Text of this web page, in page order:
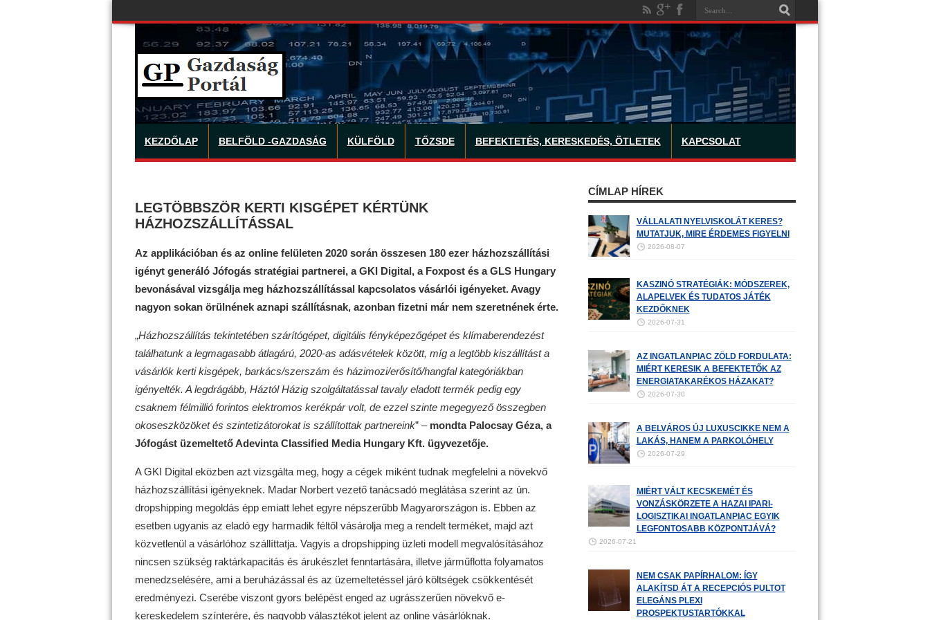
KEZDŐLAP BELFÖLD -GAZDASÁG KÜLFÖLD TŐZSDE BEFEKTETÉS, KERESKEDÉS, ÖTLETEK KAPCSOLAT
LEGTÖBBSZÖR KERTI KISGÉPET KÉRTÜNK
HÁZHOZSZÁLLÍTÁSSAL
Az applikációban és az online felületen 2020 során összesen 180 ezer házhozszállítási
igényt generáló Jófogás stratégiai partnerei, a GKI Digital, a Foxpost és a GLS Hungary
bevonásával vizsgálja meg házhozszállítással kapcsolatos vásárlói igényeket. Avagy
nagyon sokan örülnének aznapi szállításnak, azonban fizetni már nem szeretnének érte.
„Házhozszállítás tekintetében szárítógépet, digitális fényképezőgépet és klímaberendezést
találhatunk a legmagasabb átlagárú, 2020-as adásvételek között, míg a legtöbb kiszállítást a
vásárlók kerti kisgépek, barkács/szerszám és házimozi/erősítő/hangfal kategóriákban
igényelték. A legdrágább, Háztól Házig szolgáltatással tavaly eladott termék pedig egy
csaknem félmillió forintos elektromos kerékpár volt, de ezzel szinte megegyező összegben
okoseszközöket és szintetizátorokat is szállítottak partnereink” – mondta Palocsay Géza, a
Jófogást üzemeltető Adevinta Classified Media Hungary Kft. ügyvezetője.
A GKI Digital eközben azt vizsgálta meg, hogy a cégek miként tudnak megfelelni a növekvő
házhozszállítási igényeknek. Madar Norbert vezető tanácsadó meglátása szerint az ún.
dropshipping megoldás épp emiatt lehet egyre népszerűbb Magyarországon is. Ebben az
esetben ugyanis az eladó egy harmadik féltől vásárolja meg a rendelt terméket, majd azt
közvetlenül a vásárlóhoz szállíttatja. Vagyis a dropshipping üzleti modell megvalósításához
nincsen szükség raktárkapacitás és árukészlet fenntartására, illetve járműflotta folyamatos
menedzselésére, ami a beruházással és az üzemeltetéssel járó költségek csökkentését
eredményezi. Cserébe viszont gyors belépést enged az ugrásszerűen növekvő e-
kereskedelem színterére, és nagyobb választékot jelent az online vásárlóknak.
CÍMLAP HÍREK
VÁLLALATI NYELVISKOLÁT KERES?
MUTATJUK, MIRE ÉRDEMES FIGYELNI
2026-08-07
KASZINÓ STRATÉGIÁK: MÓDSZEREK,
ALAPELVEK ÉS TUDATOS JÁTÉK
KEZDŐKNEK
2026-07-31
AZ INGATLANPIAC ZÖLD FORDULATA:
MIÉRT KERESIK A BEFEKTETŐK AZ
ENERGIATAKARÉKOS HÁZAKAT?
2026-07-30
A BELVÁROS ÚJ LUXUSCIKKE NEM A
LAKÁS, HANEM A PARKOLÓHELY
2026-07-29
MIÉRT VÁLT KECSKEMÉT ÉS
VONZÁSKÖRZETE A HAZAI IPARI-
LOGISZTIKAI INGATLANPIAC EGYIK
LEGFONTOSABB KÖZPONTJÁVÁ?
2026-07-21
NEM CSAK PAPÍRHALOM: ÍGY
ALAKÍTSD ÁT A RECEPCIÓS PULTOT
ELEGÁNS PLEXI
PROSPEKTUSTARTÓKKAL